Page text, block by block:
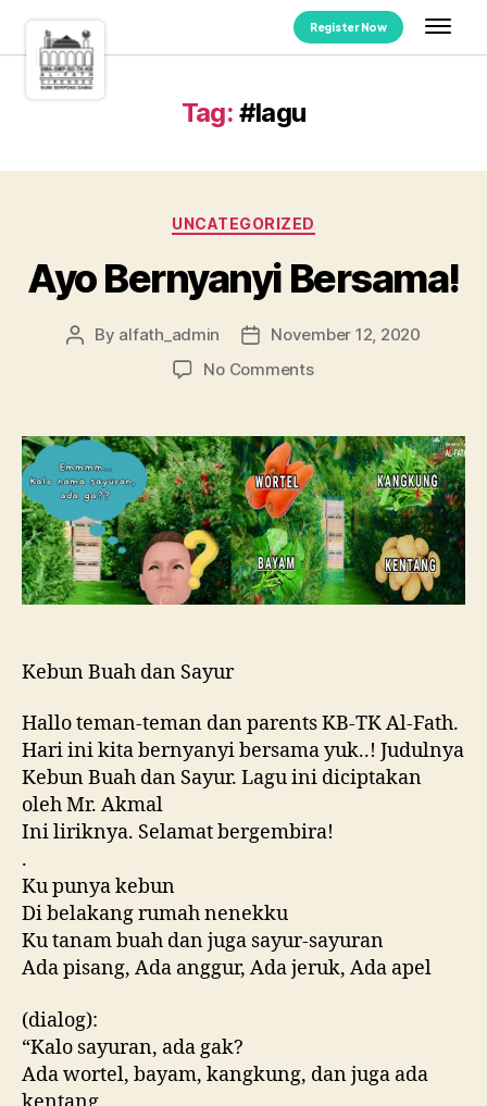
Register Now
Tag: #lagu
UNCATEGORIZED
Ayo Bernyanyi Bersama!
By alfath_admin
November 12, 2020
No Comments
Kebun Buah dan Sayur
Hallo teman-teman dan parents KB-TK Al-Fath.
Hari ini kita bernyanyi bersama yuk..! Judulnya
Kebun Buah dan Sayur. Lagu ini diciptakan
oleh Mr. Akmal
Ini liriknya. Selamat bergembira!
.
Ku punya kebun
Di belakang rumah nenekku
Ku tanam buah dan juga sayur-sayuran
Ada pisang, Ada anggur, Ada jeruk, Ada apel
(dialog):
“Kalo sayuran, ada gak?
Ada wortel, bayam, kangkung, dan juga ada